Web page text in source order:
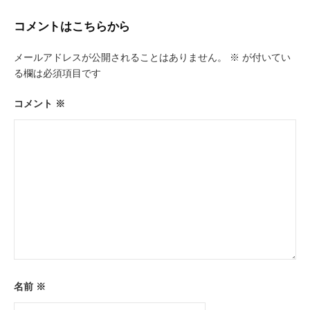
ゲ
シ
ョ
ン
コメントはこちらから
メールアドレスが公開されることはありません。 ※ が付いてい
る欄は必須項目です
コメント ※
名前 ※